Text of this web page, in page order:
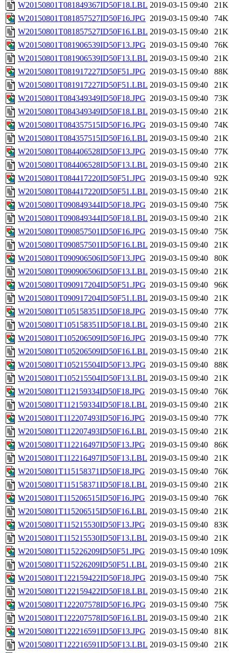
W20150801T081849367ID50F18.LBL 2019-03-15 09:40
21K
W20150801T081857527ID50F16.JPG 2019-03-15 09:40
74K
W20150801T081857527ID50F16.LBL 2019-03-15 09:40
21K
W20150801T081906539ID50F13.JPG 2019-03-15 09:40
76K
W20150801T081906539ID50F13.LBL 2019-03-15 09:40
21K
W20150801T081917227ID50F51.JPG 2019-03-15 09:40
88K
W20150801T081917227ID50F51.LBL 2019-03-15 09:40
21K
W20150801T084349349ID50F18.JPG 2019-03-15 09:40
73K
W20150801T084349349ID50F18.LBL 2019-03-15 09:40
21K
W20150801T084357515ID50F16.JPG 2019-03-15 09:40
74K
W20150801T084357515ID50F16.LBL 2019-03-15 09:40
21K
W20150801T084406528ID50F13.JPG 2019-03-15 09:40
77K
W20150801T084406528ID50F13.LBL 2019-03-15 09:40
21K
W20150801T084417220ID50F51.JPG 2019-03-15 09:40
92K
W20150801T084417220ID50F51.LBL 2019-03-15 09:40
21K
W20150801T090849344ID50F18.JPG 2019-03-15 09:40
75K
W20150801T090849344ID50F18.LBL 2019-03-15 09:40
21K
W20150801T090857501ID50F16.JPG 2019-03-15 09:40
75K
W20150801T090857501ID50F16.LBL 2019-03-15 09:40
21K
W20150801T090906506ID50F13.JPG 2019-03-15 09:40
80K
W20150801T090906506ID50F13.LBL 2019-03-15 09:40
21K
W20150801T090917204ID50F51.JPG 2019-03-15 09:40
96K
W20150801T090917204ID50F51.LBL 2019-03-15 09:40
21K
W20150801T105158351ID50F18.JPG 2019-03-15 09:40
77K
W20150801T105158351ID50F18.LBL 2019-03-15 09:40
21K
W20150801T105206509ID50F16.JPG 2019-03-15 09:40
77K
W20150801T105206509ID50F16.LBL 2019-03-15 09:40
21K
W20150801T105215504ID50F13.JPG 2019-03-15 09:40
88K
W20150801T105215504ID50F13.LBL 2019-03-15 09:40
21K
W20150801T112159334ID50F18.JPG 2019-03-15 09:40
76K
W20150801T112159334ID50F18.LBL 2019-03-15 09:40
21K
W20150801T112207493ID50F16.JPG 2019-03-15 09:40
77K
W20150801T112207493ID50F16.LBL 2019-03-15 09:40
21K
W20150801T112216497ID50F13.JPG 2019-03-15 09:40
86K
W20150801T112216497ID50F13.LBL 2019-03-15 09:40
21K
W20150801T115158371ID50F18.JPG 2019-03-15 09:40
76K
W20150801T115158371ID50F18.LBL 2019-03-15 09:40
21K
W20150801T115206515ID50F16.JPG 2019-03-15 09:40
76K
W20150801T115206515ID50F16.LBL 2019-03-15 09:40
21K
W20150801T115215530ID50F13.JPG 2019-03-15 09:40
83K
W20150801T115215530ID50F13.LBL 2019-03-15 09:40
21K
W20150801T115226209ID50F51.JPG 2019-03-15 09:40 109K
W20150801T115226209ID50F51.LBL 2019-03-15 09:40
21K
W20150801T122159422ID50F18.JPG 2019-03-15 09:40
75K
W20150801T122159422ID50F18.LBL 2019-03-15 09:40
21K
W20150801T122207578ID50F16.JPG 2019-03-15 09:40
75K
W20150801T122207578ID50F16.LBL 2019-03-15 09:40
21K
W20150801T122216591ID50F13.JPG 2019-03-15 09:40
81K
W20150801T122216591ID50F13.LBL 2019-03-15 09:40
21K